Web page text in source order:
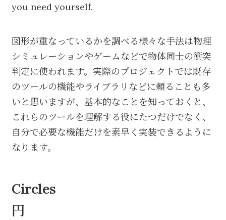
you need yourself.
図形が重なっているかを調べる様々な手法は物理
シミュレーションやゲームなどで物体同士の衝突
判定に使われます。実際のプロジェクトでは既存
のツールの機能やライブラリなどに頼ることも多
いと思いますが、基本的なことを知っておくと、
これらのツールを理解する役にたつだけでなく、
自分で必要な機能だけを素早く実装できるように
なります。
Circles
円